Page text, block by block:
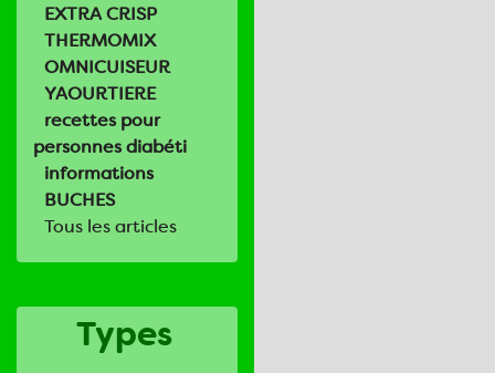
EXTRA CRISP
THERMOMIX
OMNICUISEUR
YAOURTIERE
recettes pour
personnes diabéti
informations
BUCHES
Tous les articles
Types